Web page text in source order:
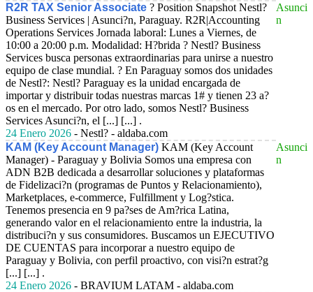
R2R TAX Senior Associate ? Position Snapshot Nestl?
Business Services | Asunci?n, Paraguay. R2R|Accounting
Operations Services Jornada laboral: Lunes a Viernes, de
10:00 a 20:00 p.m. Modalidad: H?brida ? Nestl? Business
Services busca personas extraordinarias para unirse a nuestro
equipo de clase mundial. ? En Paraguay somos dos unidades
de Nestl?: Nestl? Paraguay es la unidad encargada de
importar y distribuir todas nuestras marcas 1# y tienen 23 a?
os en el mercado. Por otro lado, somos Nestl? Business
Services Asunci?n, el [...] [...] .
24 Enero 2026 - Nestl? - aldaba.com
Asunci
n
KAM (Key Account Manager) KAM (Key Account
Manager) - Paraguay y Bolivia Somos una empresa con
ADN B2B dedicada a desarrollar soluciones y plataformas
de Fidelizaci?n (programas de Puntos y Relacionamiento),
Marketplaces, e-commerce, Fulfillment y Log?stica.
Tenemos presencia en 9 pa?ses de Am?rica Latina,
generando valor en el relacionamiento entre la industria, la
distribuci?n y sus consumidores. Buscamos un EJECUTIVO
DE CUENTAS para incorporar a nuestro equipo de
Paraguay y Bolivia, con perfil proactivo, con visi?n estrat?g
[...] [...] .
24 Enero 2026 - BRAVIUM LATAM - aldaba.com
Asunci
n